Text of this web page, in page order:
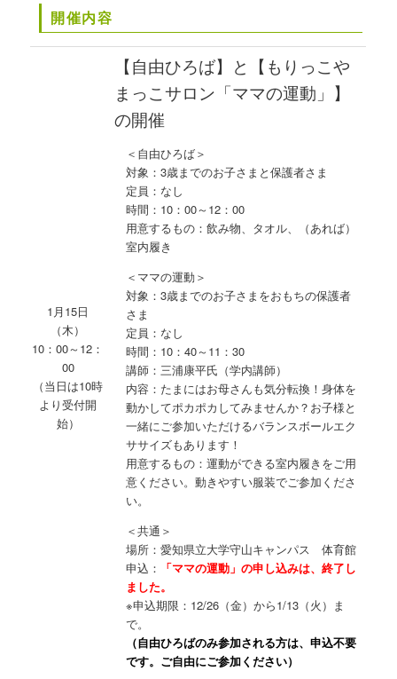
開催内容
1月15日
（木）
10：00～12：
00
（当日は10時
より受付開
始）
【自由ひろば】と【もりっこや
まっこサロン「ママの運動 」】
の開催
＜自由ひろば＞
対象：3歳までのお子さまと保護者さま
定員：なし
時間：10：00～12：00
用意するもの：飲み物、タオル、（あれば）
室内履き
＜ママの運動＞
対象：3歳までのお子さまをおもちの保護者
さま
定員：なし
時間：10：40～11：30
講師：三浦康平氏（学内講師）
内容：たまにはお母さんも気分転換！身体を
動かしてポカポカしてみませんか？お子様と
一緒にご参加いただけるバランスボールエク
ササイズもあります！
用意するもの：運動ができる室内履きをご用
意ください。動きやすい服装でご参加くださ
い。
＜共通＞
場所：愛知県立大学守山キャンパス 体育館
申込：
「ママの運動」の申し込みは、終了し
ました。
※申込期限：12/26（金）から1/13（火）ま
で。
（自由ひろばのみ参加される方は、申込不要
です。ご自由にご参加ください）